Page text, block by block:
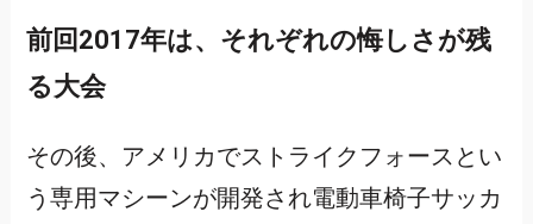
前回2017年は、それぞれの悔しさが残
る大会
その後、アメリカでストライクフォースとい
う専用マシーンが開発され電動車椅子サッカ